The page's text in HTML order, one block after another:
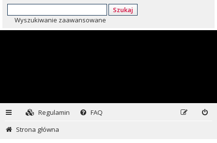
Szukaj
Wyszukiwanie zaawansowane
Regulamin
FAQ
Strona główna